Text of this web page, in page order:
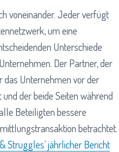
voneinander. Jeder verfügt
um eine
Unterschiede
Der Partner, der
das Unternehmen vor der
der beide Seiten während
Beteiligten bessere
betrachtet.
Struggles’ jährlicher Bericht